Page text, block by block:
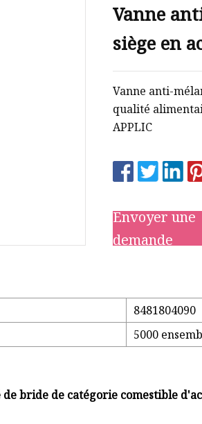
Vanne
siège en
Vanne anti-
qualité
APPLIC
Envoyer une
demande
8481804090
5000
bride de catégorie comestible